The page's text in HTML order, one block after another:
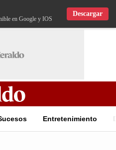
en Google y IOS
Descargar
Entretenimiento